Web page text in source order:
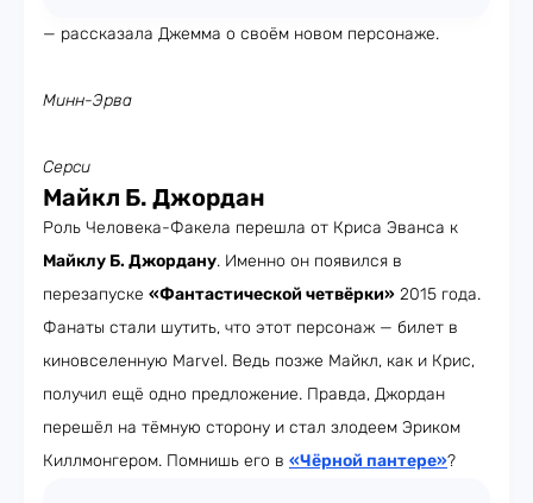
— рассказала Джемма о своём новом персонаже.
Минн-Эрва
Серси
Майкл Б. Джордан
Роль Человека-Факела перешла от Криса Эванса к
Майклу Б. Джордану. Именно он появился в
перезапуске «Фантастической четвёрки» 2015 года.
Фанаты стали шутить, что этот персонаж — билет в
киновселенную Marvel. Ведь позже Майкл, как и Крис,
получил ещё одно предложение. Правда, Джордан
перешёл на тёмную сторону и стал злодеем Эриком
Киллмонгером. Помнишь его в «Чёрной пантере»?